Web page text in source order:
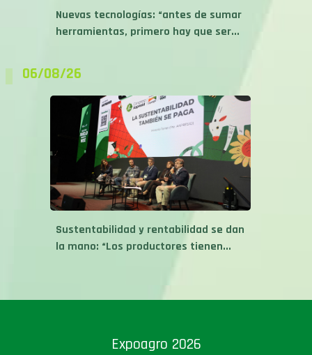
Nuevas tecnologías: “antes de sumar
herramientas, primero hay que ser...
06/08/26
Sustentabilidad y rentabilidad se dan
la mano: “Los productores tienen...
Expoagro 2026